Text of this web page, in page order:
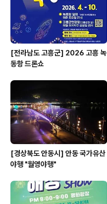
[전라남도 고흥군] 2026 고흥 녹
동항 드론쇼
[경상북도 안동시] 안동 국가유산
야행 "월영야행"